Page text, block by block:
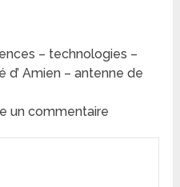
– technologies –
d’ Amien – antenne de
un commentaire